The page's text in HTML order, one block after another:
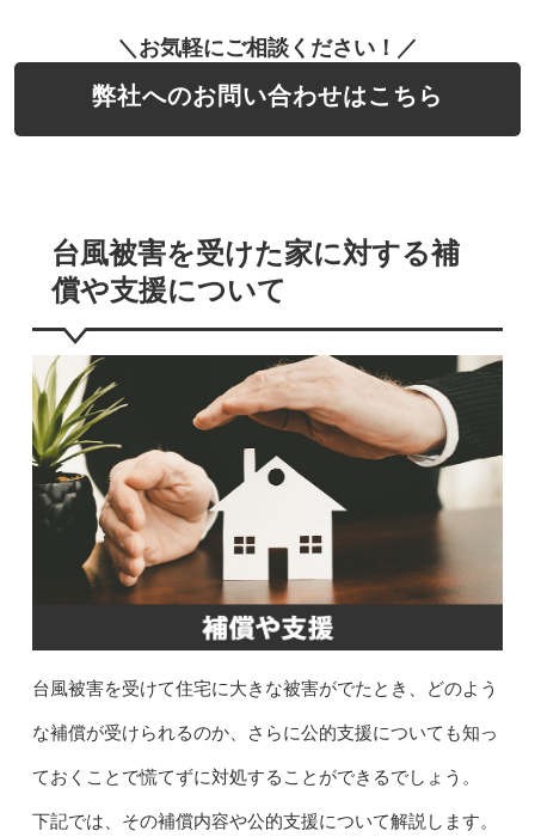
＼お気軽にご相談ください！／
弊社へのお問い合わせはこちら
台風被害を受けた家に対する補
償や支援について
台風被害を受けて住宅に大きな被害がでたとき、どのよう
な補償が受けられるのか、さらに公的支援についても知っ
ておくことで慌てずに対処することができるでしょう。
下記では、その補償内容や公的支援について解説します。